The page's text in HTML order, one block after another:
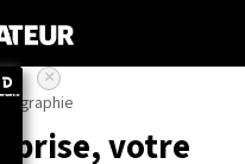
votre
×